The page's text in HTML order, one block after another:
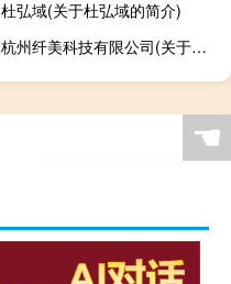
杜弘域(关于杜弘域的简介)
杭州纤美科技有限公司(关于杭州纤美科技有限公司的简介)
☚